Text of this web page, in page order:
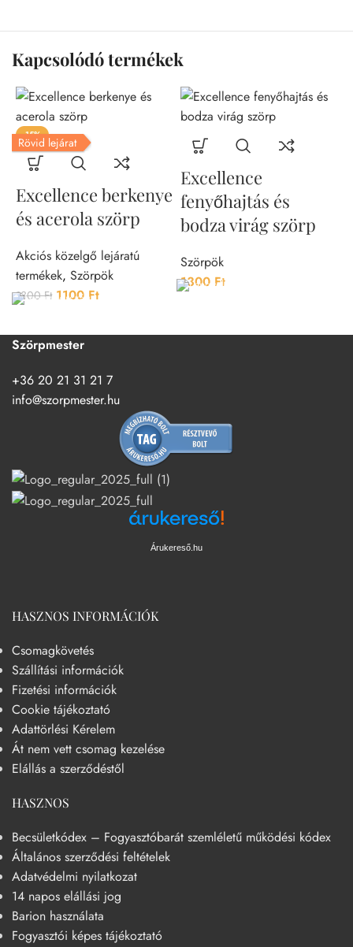
Kapcsolódó termékek
Rövid lejárat
-15%
Excellence berkenye
és acerola szörp
Akciós közelgő lejáratú
termékek, Szörpök
1300Ft 1100 Ft
Excellence
fenyőhajtás és
bodza virág szörp
Szörpök
1300 Ft
Szörpmester
+36 20 21 31 21 7
info@szorpmester.hu
Árukereső.hu
HASZNOS INFORMÁCIÓK
Csomagkövetés
Szállítási információk
Fizetési információk
Cookie tájékoztató
Adattörlési Kérelem
Át nem vett csomag kezelése
Elállás a szerződéstől
HASZNOS
Becsületkódex – Fogyasztóbarát szemléletű működési kódex
Általános szerződési feltételek
Adatvédelmi nyilatkozat
14 napos elállási jog
Barion használata
Fogyasztói képes tájékoztató